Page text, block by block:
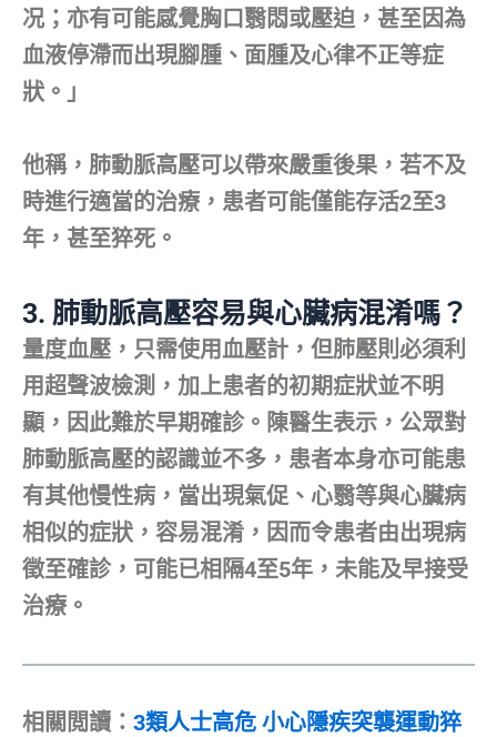
况；亦有可能感覺胸口翳悶或壓迫，甚至因為
血液停滯而出現腳腫、面腫及心律不正等症
狀。」
他稱，肺動脈高壓可以帶來嚴重後果，若不及
時進行適當的治療，患者可能僅能存活2至3
年，甚至猝死。
3. 肺動脈高壓容易與心臟病混淆嗎？
量度血壓，只需使用血壓計，但肺壓則必須利
用超聲波檢測，加上患者的初期症狀並不明
顯，因此難於早期確診。陳醫生表示，公眾對
肺動脈高壓的認識並不多，患者本身亦可能患
有其他慢性病，當出現氣促、心翳等與心臟病
相似的症狀，容易混淆，因而令患者由出現病
徵至確診，可能已相隔4至5年，未能及早接受
治療。
相關閲讀： 3類人士高危 小心隱疾突襲運動猝